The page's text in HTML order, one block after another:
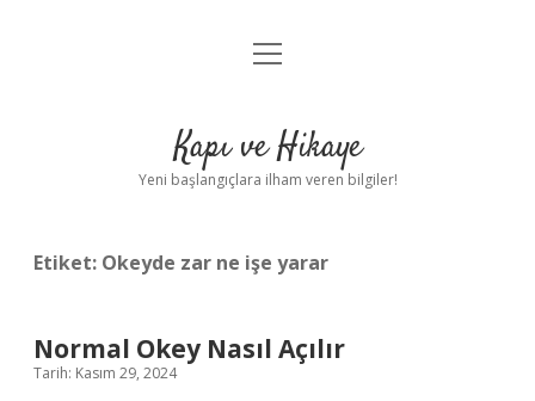
Anasayfa
Yasal Uyarı
menüyü
Kapı ve Hikaye
Yeni başlangıçlara ilham veren bilgiler!
Etiket: Okeyde zar ne işe yarar
Normal Okey Nasıl Açılır
Tarih: Kasım 29, 2024